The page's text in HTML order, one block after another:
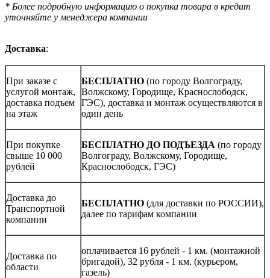
* Более подробную информацию о покупка товара в кредит
уточняйте у менеджера компании
Доставка:
При заказе с
услугой монтаж,
доставка подъем
на этаж
БЕСПЛАТНО (по городу Волгограду,
Волжскому, Городище, Краснослободск,
ГЭС), доставка и монтаж осуществляются в
один день
При покупке
свыше 10 000
рублей
БЕСПЛАТНО ДО ПОДЪЕЗДА (по городу
Волгограду, Волжскому, Городище,
Краснослободск, ГЭС)
Доставка до
Транспортной
компании
БЕСПЛАТНО (для доставки по РОССИИ),
далее по тарифам компании
Доставка по
области
оплачивается 16 рублей - 1 км. (монтажной
бригадой), 32 рубля - 1 км. (курьером,
газель)